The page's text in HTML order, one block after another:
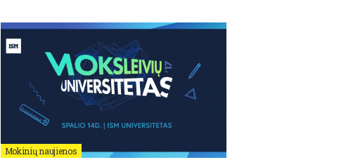
Mokinių naujienos